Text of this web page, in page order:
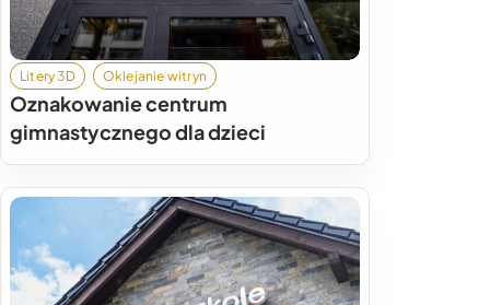
Litery 3D Oklejanie witryn
Oznakowanie centrum
gimnastycznego dla dzieci